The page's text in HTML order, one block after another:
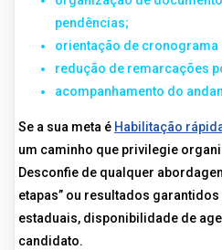
pendências;
orientação de cronograma
redução de remarcações
acompanhamento do
Se a sua meta é Habilitação
um caminho que privilegie
Desconfie de qualquer
etapas” ou resultados
estaduais, disponibilidade de
candidato.